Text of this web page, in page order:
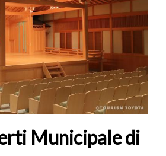
Municipale di